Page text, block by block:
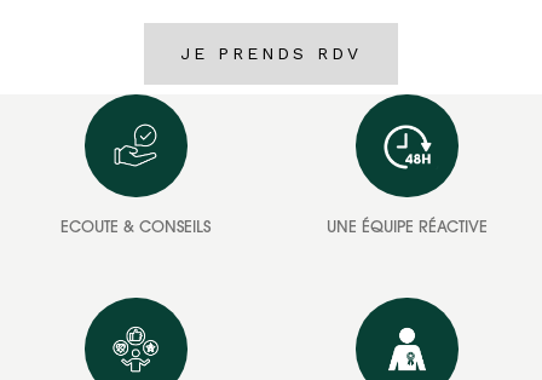
JE PRENDS RDV
ECOUTE & CONSEILS UNE ÉQUIPE RÉACTIVE